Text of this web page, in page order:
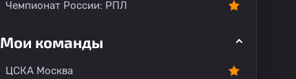
Чемпионат России: РПЛ
Мои команды
ЦСКА Москва